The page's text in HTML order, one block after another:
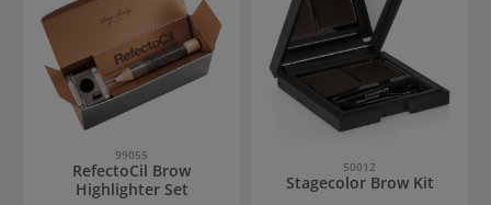
99055
RefectoCil Brow
Highlighter Set
50012
Stagecolor Brow Kit